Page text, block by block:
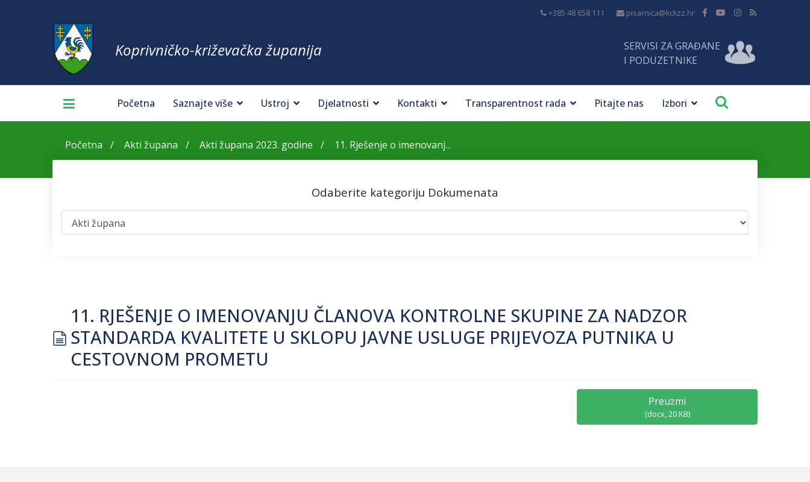
+385 48 658 111 pisarnica@kckzz.hr
Koprivničko-križevačka županija
SERVISI ZA GRAĐANE
I PODUZETNIKE
Početna Saznajte više Ustroj Djelatnosti Kontakti Transparentnost rada Pitajte nas Izbori
Početna Akti župana Akti župana 2023. godine 11. Rješenje o imenovanj...
Odaberite kategoriju Dokumenata
document
11. RJEŠENJE O IMENOVANJU ČLANOVA KONTROLNE SKUPINE ZA NADZOR
STANDARDA KVALITETE U SKLOPU JAVNE USLUGE PRIJEVOZA PUTNIKA U
CESTOVNOM PROMETU
Preuzmi
(docx,20 KB)